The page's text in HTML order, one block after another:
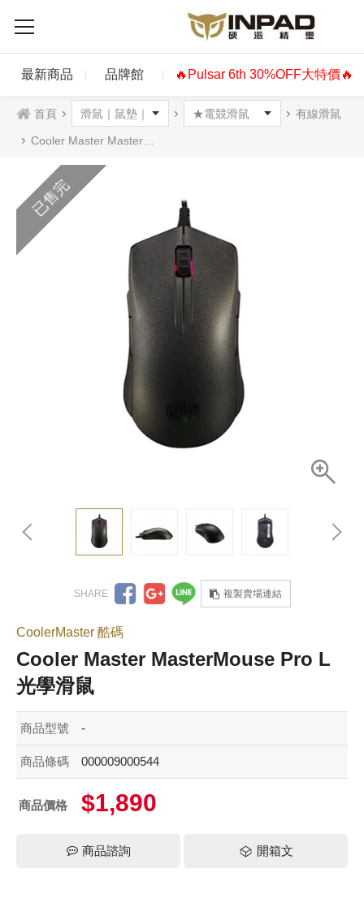
最新商品 品牌館 🔥Pulsar 6th 30%OFF大特價🔥
首頁 有線滑鼠
Cooler Master MasterMouse Pro L光學滑鼠
已售完
複製賣場連結
CoolerMaster 酷碼
Cooler Master MasterMouse Pro L
光學滑鼠
商品型號 -
商品條碼 000009000544
商品價格 $1,890
商品諮詢 開箱文